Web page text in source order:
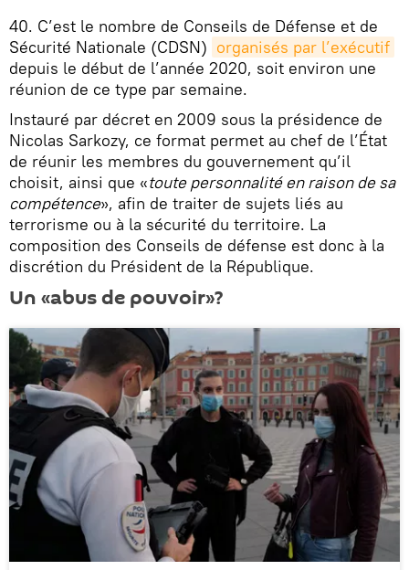
40. C’est le nombre de Conseils de Défense et de
Sécurité Nationale (CDSN) organisés par l’exécutif
depuis le début de l’année 2020, soit environ une
réunion de ce type par semaine.
Instauré par décret en 2009 sous la présidence de
Nicolas Sarkozy, ce format permet au chef de l’État
de réunir les membres du gouvernement qu’il
choisit, ainsi que «toute personnalité en raison de sa
compétence», afin de traiter de sujets liés au
terrorisme ou à la sécurité du territoire. La
composition des Conseils de défense est donc à la
discrétion du Président de la République.
Un «abus de pouvoir»?